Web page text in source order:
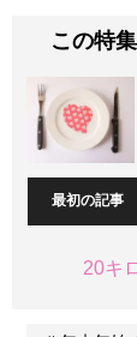
この特
最初の記事
20キ